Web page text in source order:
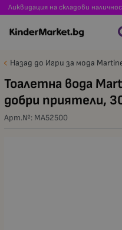
Ликвидация на складови
Назад до Игри за мода
Тоалетна вода
добри приятели,
Арт.№: MA52500